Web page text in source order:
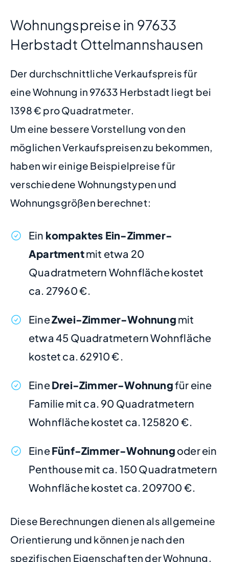
Wohnungspreise in 97633
Herbstadt Ottelmannshausen
Der durchschnittliche Verkaufspreis für
eine Wohnung in 97633 Herbstadt liegt bei
1398 € pro Quadratmeter.
Um eine bessere Vorstellung von den
möglichen Verkaufspreisen zu bekommen,
haben wir einige Beispielpreise für
verschiedene Wohnungstypen und
Wohnungsgrößen berechnet:
Ein kompaktes Ein-Zimmer-
Apartmentmit etwa 20
Quadratmetern Wohnfläche kostet
ca. 27960 €.
EineZwei-Zimmer-Wohnung mit
etwa 45 Quadratmetern Wohnfläche
kostet ca. 62910 €.
EineDrei-Zimmer-Wohnungfür eine
Familie mit ca. 90 Quadratmetern
Wohnfläche kostet ca. 125820 €.
EineFünf-Zimmer-Wohnung oder ein
Penthouse mit ca. 150 Quadratmetern
Wohnfläche kostet ca. 209700 €.
Diese Berechnungen dienen als allgemeine
Orientierung und können je nach den
spezifischen Eigenschaften der Wohnung,